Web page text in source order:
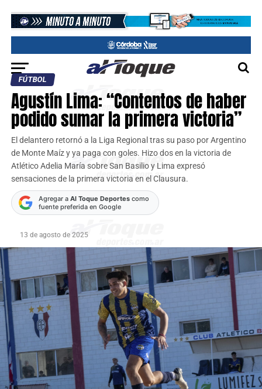
FÚTBOL
Agustín Lima: “Contentos de haber
podido sumar la primera victoria”
El delantero retornó a la Liga Regional tras su paso por Argentino
de Monte Maíz y ya paga con goles. Hizo dos en la victoria de
Atlético Adelia María sobre San Basilio y Lima expresó
sensaciones de la primera victoria en el Clausura.
Agregar a Al Toque Deportescomo
fuente preferida en Google
13 de agosto de 2025